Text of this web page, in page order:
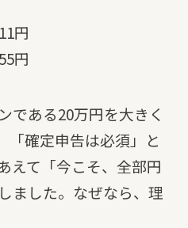
円
円
である20万円を大きく
「確定申告は必須」と
えて「今こそ、全部円
ました。なぜなら、理